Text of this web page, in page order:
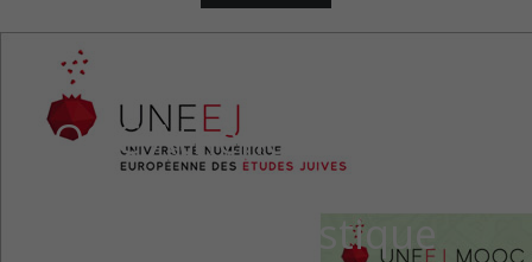
MOOC Athènes et
Jérusalem : Les juifs à
l’époque hellénistique